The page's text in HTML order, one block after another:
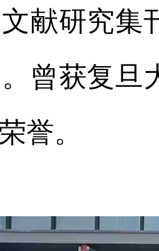
献研究集
曾获复旦
誉。